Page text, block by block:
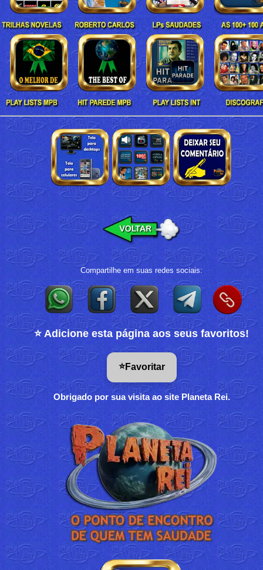
Compartilhe em suas redes sociais:
⭐ Adicione esta página aos seus favoritos!
⭐Favoritar
Obrigado por sua visita ao site Planeta Rei.